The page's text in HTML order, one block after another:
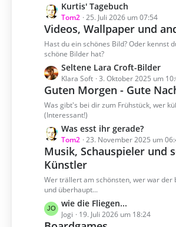
t
r
ä
g
e
L
e
t
z
t
e
B
e
i
t
ä
g
e
Kurtis' Tagebuch
Tom2 25. Juli 2026 um 07:54
Videos, Wallpaper und
Hast du ein schönes Bild? Oder kennst
schöne Bilder hat?
L
e
t
z
t
e
B
e
i
r
g
e
Seltene Lara Croft-Bilder
Klara Soft 3. Oktober 2025 um
Guten Morgen - Gute
Was gibt's bei dir zum Frühstück, wer
(Interessant!)
L
e
t
z
t
e
B
e
i
Was esst ihr gerade?
Tom2 23. November 2025 um
Musik, Schauspieler und
Künstler
Wer trällert am schönsten, wer war der
und überhaupt...
L
e
wie die Fliegen...
Jogi 19. Juli 2026 um 18:24